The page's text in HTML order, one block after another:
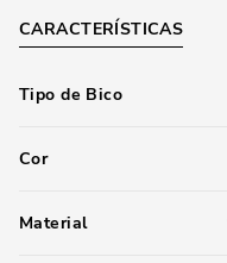
CARACTERÍSTICAS
Tipo de Bico
Cor
Material